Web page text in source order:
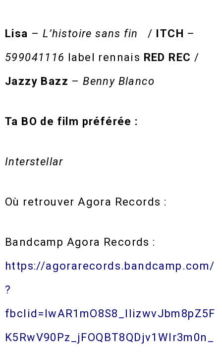
Lisa – L’histoire sans fin / ITCH –
599041116 label rennais RED REC /
Jazzy Bazz –Benny Blanco
Ta BO de film préférée :
Interstellar
Où retrouver Agora Records :
Bandcamp Agora Records :
https://agorarecords.bandcamp.com/
?
fbclid=IwAR1mO8S8_IlizwvJbm8pZ5F
K5RwV90Pz_jFOQBT8QDjv1Wlr3m0n_